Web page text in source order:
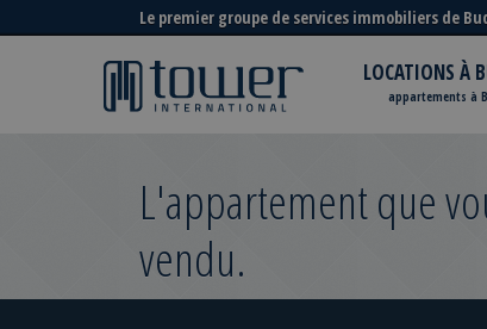
Le premier groupe de services immobiliers de
LOCATIONS À
appartements à
L'appartement que
vendu.